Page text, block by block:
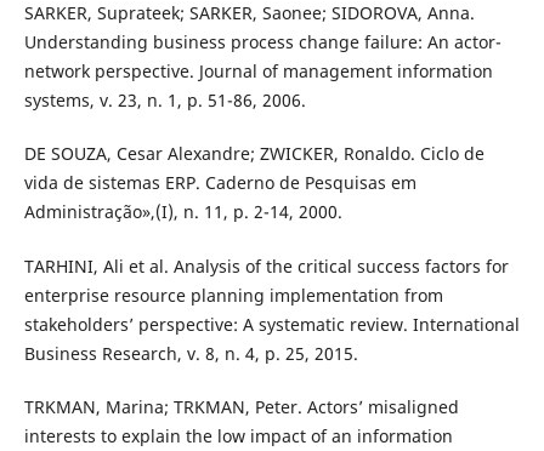
SARKER, Suprateek; SARKER, Saonee; SIDOROVA, Anna.
Understanding business process change failure: An actor-
network perspective. Journal of management information
systems, v. 23, n. 1, p. 51-86, 2006.
DE SOUZA, Cesar Alexandre; ZWICKER, Ronaldo. Ciclo de
vida de sistemas ERP. Caderno de Pesquisas em
Administração»,(I), n. 11, p. 2-14, 2000.
TARHINI, Ali et al. Analysis of the critical success factors for
enterprise resource planning implementation from
stakeholders’ perspective: A systematic review. International
Business Research, v. 8, n. 4, p. 25, 2015.
TRKMAN, Marina; TRKMAN, Peter. Actors’ misaligned
interests to explain the low impact of an information